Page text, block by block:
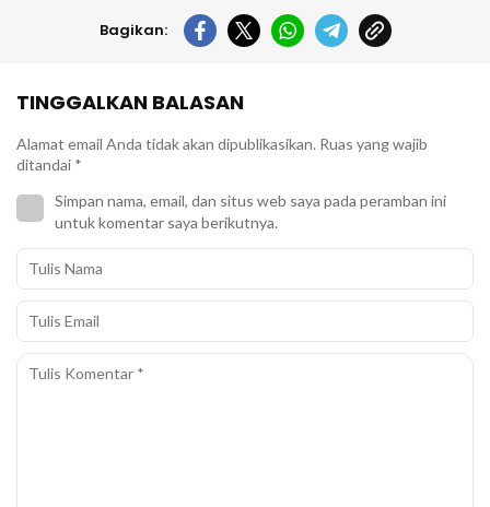
Bagikan:
TINGGALKAN BALASAN
Alamat email Anda tidak akan dipublikasikan. Ruas yang wajib
ditandai *
Simpan nama, email, dan situs web saya pada peramban ini
untuk komentar saya berikutnya.